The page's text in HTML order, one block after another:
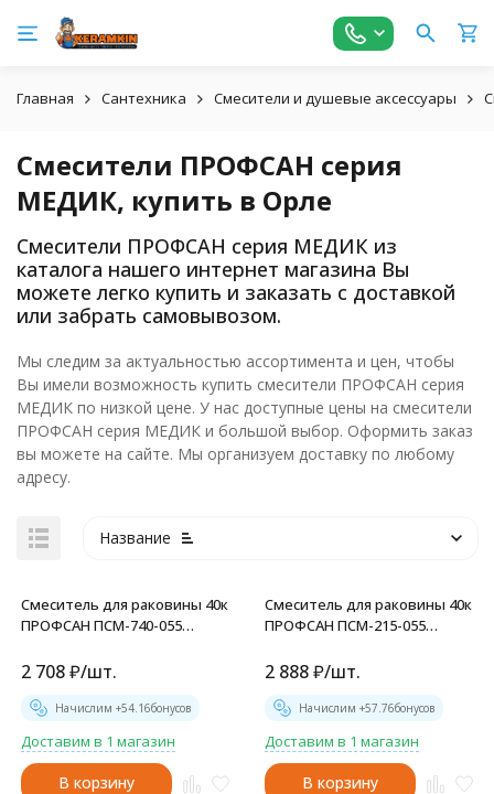
Главная Сантехника Смесители и душевые аксессуары
Смесители ПРОФСАН серия
МЕДИК, купить в Орле
Смесители ПРОФСАН серия МЕДИК из
каталога нашего интернет магазина Вы
можете легко купить и заказать с доставкой
или забрать самовывозом.
Мы следим за актуальностью ассортимента и цен, чтобы
Вы имели возможность купить смесители ПРОФСАН серия
МЕДИК по низкой цене. У нас доступные цены на смесители
ПРОФСАН серия МЕДИК и большой выбор. Оформить заказ
вы можете на сайте. Мы организуем доставку по любому
адресу.
Название
Смеситель для раковины 40к
ПРОФСАН ПСМ-740-055
медиц. ХРОМ - PSM-740-055
2 708₽/шт.
Начислим +54.16бонусов
Доставим в 1 магазин
В корзину
Смеситель для раковины 40к
ПРОФСАН ПСМ-215-055
подв мед. ХРОМ - PSM-215-
2 888₽/шт.
Начислим +57.76бонусов
Доставим в 1 магазин
В корзину